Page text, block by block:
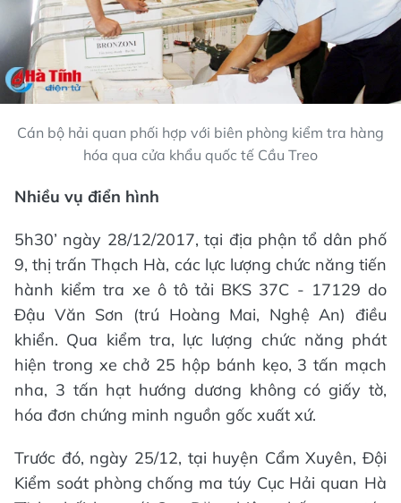
Cán bộ hải quan phối hợp với biên phòng kiểm tra hàng
hóa qua cửa khẩu quốc tế Cầu Treo
Nhiều vụ điển hình
5h30’ ngày 28/12/2017, tại địa phận tổ dân phố
9, thị trấn Thạch Hà, các lực lượng chức năng tiến
hành kiểm tra xe ô tô tải BKS 37C - 17129 do
Đậu Văn Sơn (trú Hoàng Mai, Nghệ An) điều
khiển. Qua kiểm tra, lực lượng chức năng phát
hiện trong xe chở 25 hộp bánh kẹo, 3 tấn mạch
nha, 3 tấn hạt hướng dương không có giấy tờ,
hóa đơn chứng minh nguồn gốc xuất xứ.
Trước đó, ngày 25/12, tại huyện Cẩm Xuyên, Đội
Kiểm soát phòng chống ma túy Cục Hải quan Hà